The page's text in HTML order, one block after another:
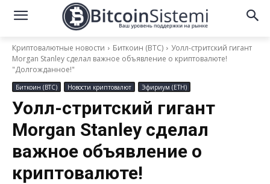
Криптовалютные новости Биткоин (BTC)
Уолл-стритский гигант
Morgan Stanley сделал важное объявление о криптовалюте!
"Долгожданное!"
Биткоин (BTC) Новости криптовалют Эфириум (ETH)
Уолл-стритский гигант
Morgan Stanley сделал
важное объявление о
криптовалюте!